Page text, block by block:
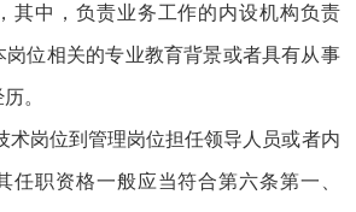
其中，负责业务工作的内设机构负责
岗位相关的专业教育背景或者具有从事
。
术岗位到管理岗位担任领导人员或者内
任职资格一般应当符合第六条第一、